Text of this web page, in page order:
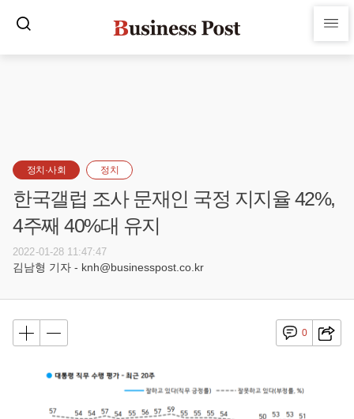
정치·사회 정치
한국갤럽 조사 문재인 국정 지지율 42%,
4주째 40%대 유지
2022-01-28 11:47:47
김남형 기자 - knh@businesspost.co.kr
0